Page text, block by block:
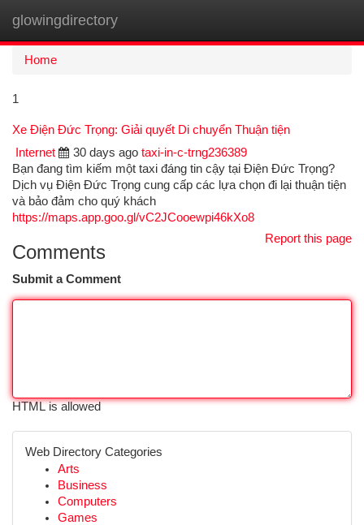
glowingdirectory
Home
1
Xe Điện Đức Trọng: Giải quyết Di chuyển Thuận tiện
Internet
30 days ago taxi-in-c-trng236389
Bạn đang tìm kiếm một taxi đáng tin cậy tại Điện Đức Trọng?
Dịch vụ Điện Đức Trọng cung cấp các lựa chọn đi lại thuận tiện
và bảo đảm cho quý khách
https://maps.app.goo.gl/vC2JCooewpi46kXo8
Report this page
Comments
Submit a Comment
HTML is allowed
Web Directory Categories
Arts
Business
Computers
Games